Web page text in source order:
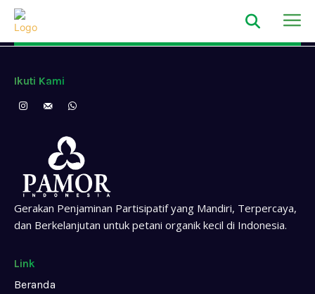
Gerakan Penjaminan Partisipatif yang Mandiri, Terpercaya,
dan Berkelanjutan untuk petani organik kecil di Indonesia.
Link
Beranda
Ikuti Kami